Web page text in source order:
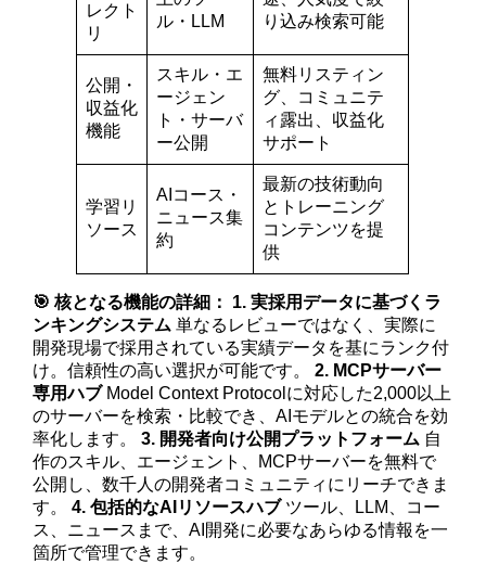
レクト
リ
ル・LLM
り込み検索可能
公開・
収益化
機能
スキル・エ
ージェン
ト・サーバ
ー公開
無料リスティン
グ、コミュニテ
ィ露出、収益化
サポート
学習リ
ソース
AIコース・
ニュース集
約
最新の技術動向
とトレーニング
コンテンツを提
供
🎯 核となる機能の詳細：
1. 実採用データに基づくラ
ンキングシステム 単なるレビューではなく、実際に
開発現場で採用されている実績データを基にランク付
け。信頼性の高い選択が可能です。2. MCPサーバー
専用ハブModel Context Protocolに対応した2,000以上
のサーバーを検索・比較でき、AIモデルとの統合を効
率化します。3. 開発者向け公開プラットフォーム 自
作のスキル、エージェント、MCPサーバーを無料で
公開し、数千人の開発者コミュニティにリーチできま
す。4. 包括的なAIリソースハブツール、LLM、コー
ス、ニュースまで、AI開発に必要なあらゆる情報を一
箇所で管理できます。